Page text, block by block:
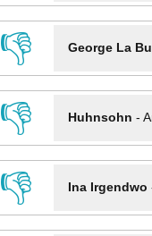
👎
George La
👎
Huhnsohn -
👎
Ina Irgendwo